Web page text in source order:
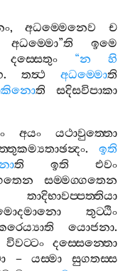
,අධම‍්මෙනෙව
ච
අධම‍්මො”ති
ඉමෙ
දස‍්සෙතුං “න
හි
. තත්‍ථ අධම‍්මොති
ති
සදිසවිපාකා
අයං
යථාවුත‍්තො
. ඉති
ති ඉති
එවං
සම‍්මග‍්ගතෙන
තාදිභාවප‍්පත‍්තියා
තුට‍්ඨිං
යොජනා.
විවට‍්ටං
දස‍්සෙන‍්තො
–යස‍්මා
සුගතස‍්ස